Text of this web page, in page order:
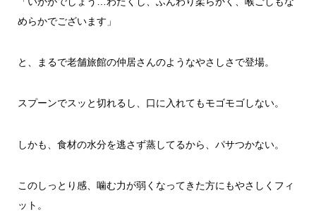
めらかでございます」
と、まるで老舗旅館の仲居さんのようなやさしさで登場。
スプーンでスッと切れるし、口に入れてもモゴモゴしない。
しかも、食材の水分を逃さず蒸してるから、パサつかない。
このしっとり感、噛む力が弱くなってきた方にもやさしくフィ
ット。